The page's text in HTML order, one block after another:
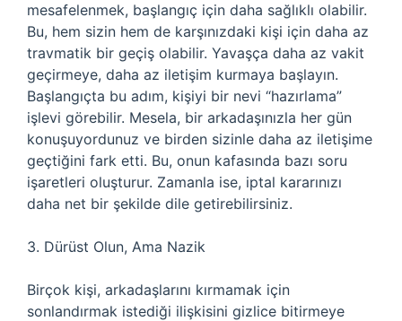
mesafelenmek, başlangıç için daha sağlıklı olabilir.
Bu, hem sizin hem de karşınızdaki kişi için daha az
travmatik bir geçiş olabilir. Yavaşça daha az vakit
geçirmeye, daha az iletişim kurmaya başlayın.
Başlangıçta bu adım, kişiyi bir nevi “hazırlama”
işlevi görebilir. Mesela, bir arkadaşınızla her gün
konuşuyordunuz ve birden sizinle daha az iletişime
geçtiğini fark etti. Bu, onun kafasında bazı soru
işaretleri oluşturur. Zamanla ise, iptal kararınızı
daha net bir şekilde dile getirebilirsiniz.
3. Dürüst Olun, Ama Nazik
Birçok kişi, arkadaşlarını kırmamak için
sonlandırmak istediği ilişkisini gizlice bitirmeye